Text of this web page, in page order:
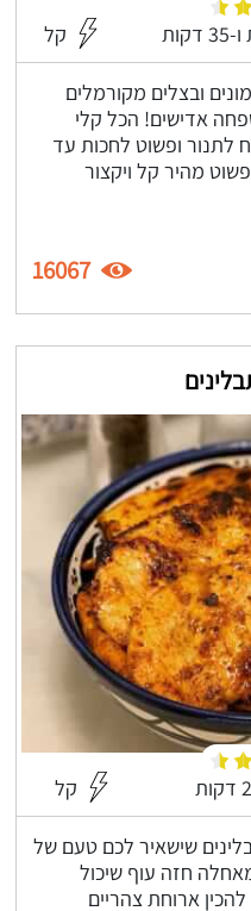
קל
פטריות ערמונים ובצלים מקורמלים
אדישים! הכל קלי
לתנור ופשוט לחכות עד
מהיר קל ויקצור
16067
קל
שישאיר לכם טעם של
חזה עוף שיכול
ארוחת צהריים